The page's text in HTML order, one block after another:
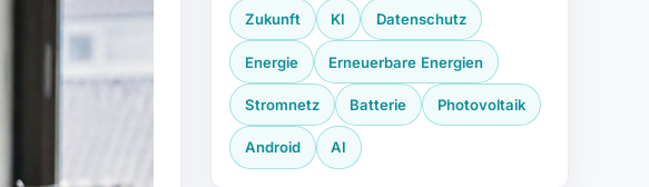
Zukunft KI Datenschutz
Energie Erneuerbare Energien
Stromnetz Batterie Photovoltaik
Android AI